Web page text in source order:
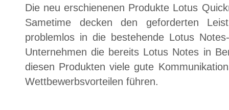
Die neu erschienenen Produkte Lotus
Sametime decken den geforderten
problemlos in die bestehende Lotus
Unternehmen die bereits Lotus Notes in
diesen Produkten viele gute
Wettbewerbsvorteilen führen.